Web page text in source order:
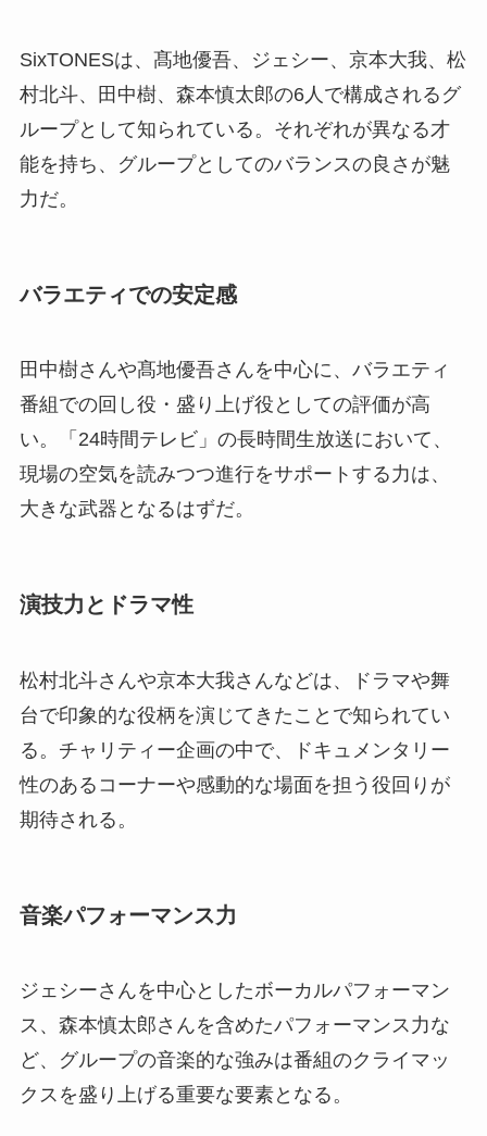
SixTONESは、髙地優吾、ジェシー、京本大我、松
村北斗、田中樹、森本慎太郎の6人で構成されるグ
ループとして知られている。それぞれが異なる才
能を持ち、グループとしてのバランスの良さが魅
力だ。
バラエティでの安定感
田中樹さんや髙地優吾さんを中心に、バラエティ
番組での回し役・盛り上げ役としての評価が高
い。「24時間テレビ」の長時間生放送において、
現場の空気を読みつつ進行をサポートする力は、
大きな武器となるはずだ。
演技力とドラマ性
松村北斗さんや京本大我さんなどは、ドラマや舞
台で印象的な役柄を演じてきたことで知られてい
る。チャリティー企画の中で、ドキュメンタリー
性のあるコーナーや感動的な場面を担う役回りが
期待される。
音楽パフォーマンス力
ジェシーさんを中心としたボーカルパフォーマン
ス、森本慎太郎さんを含めたパフォーマンス力な
ど、グループの音楽的な強みは番組のクライマッ
クスを盛り上げる重要な要素となる。